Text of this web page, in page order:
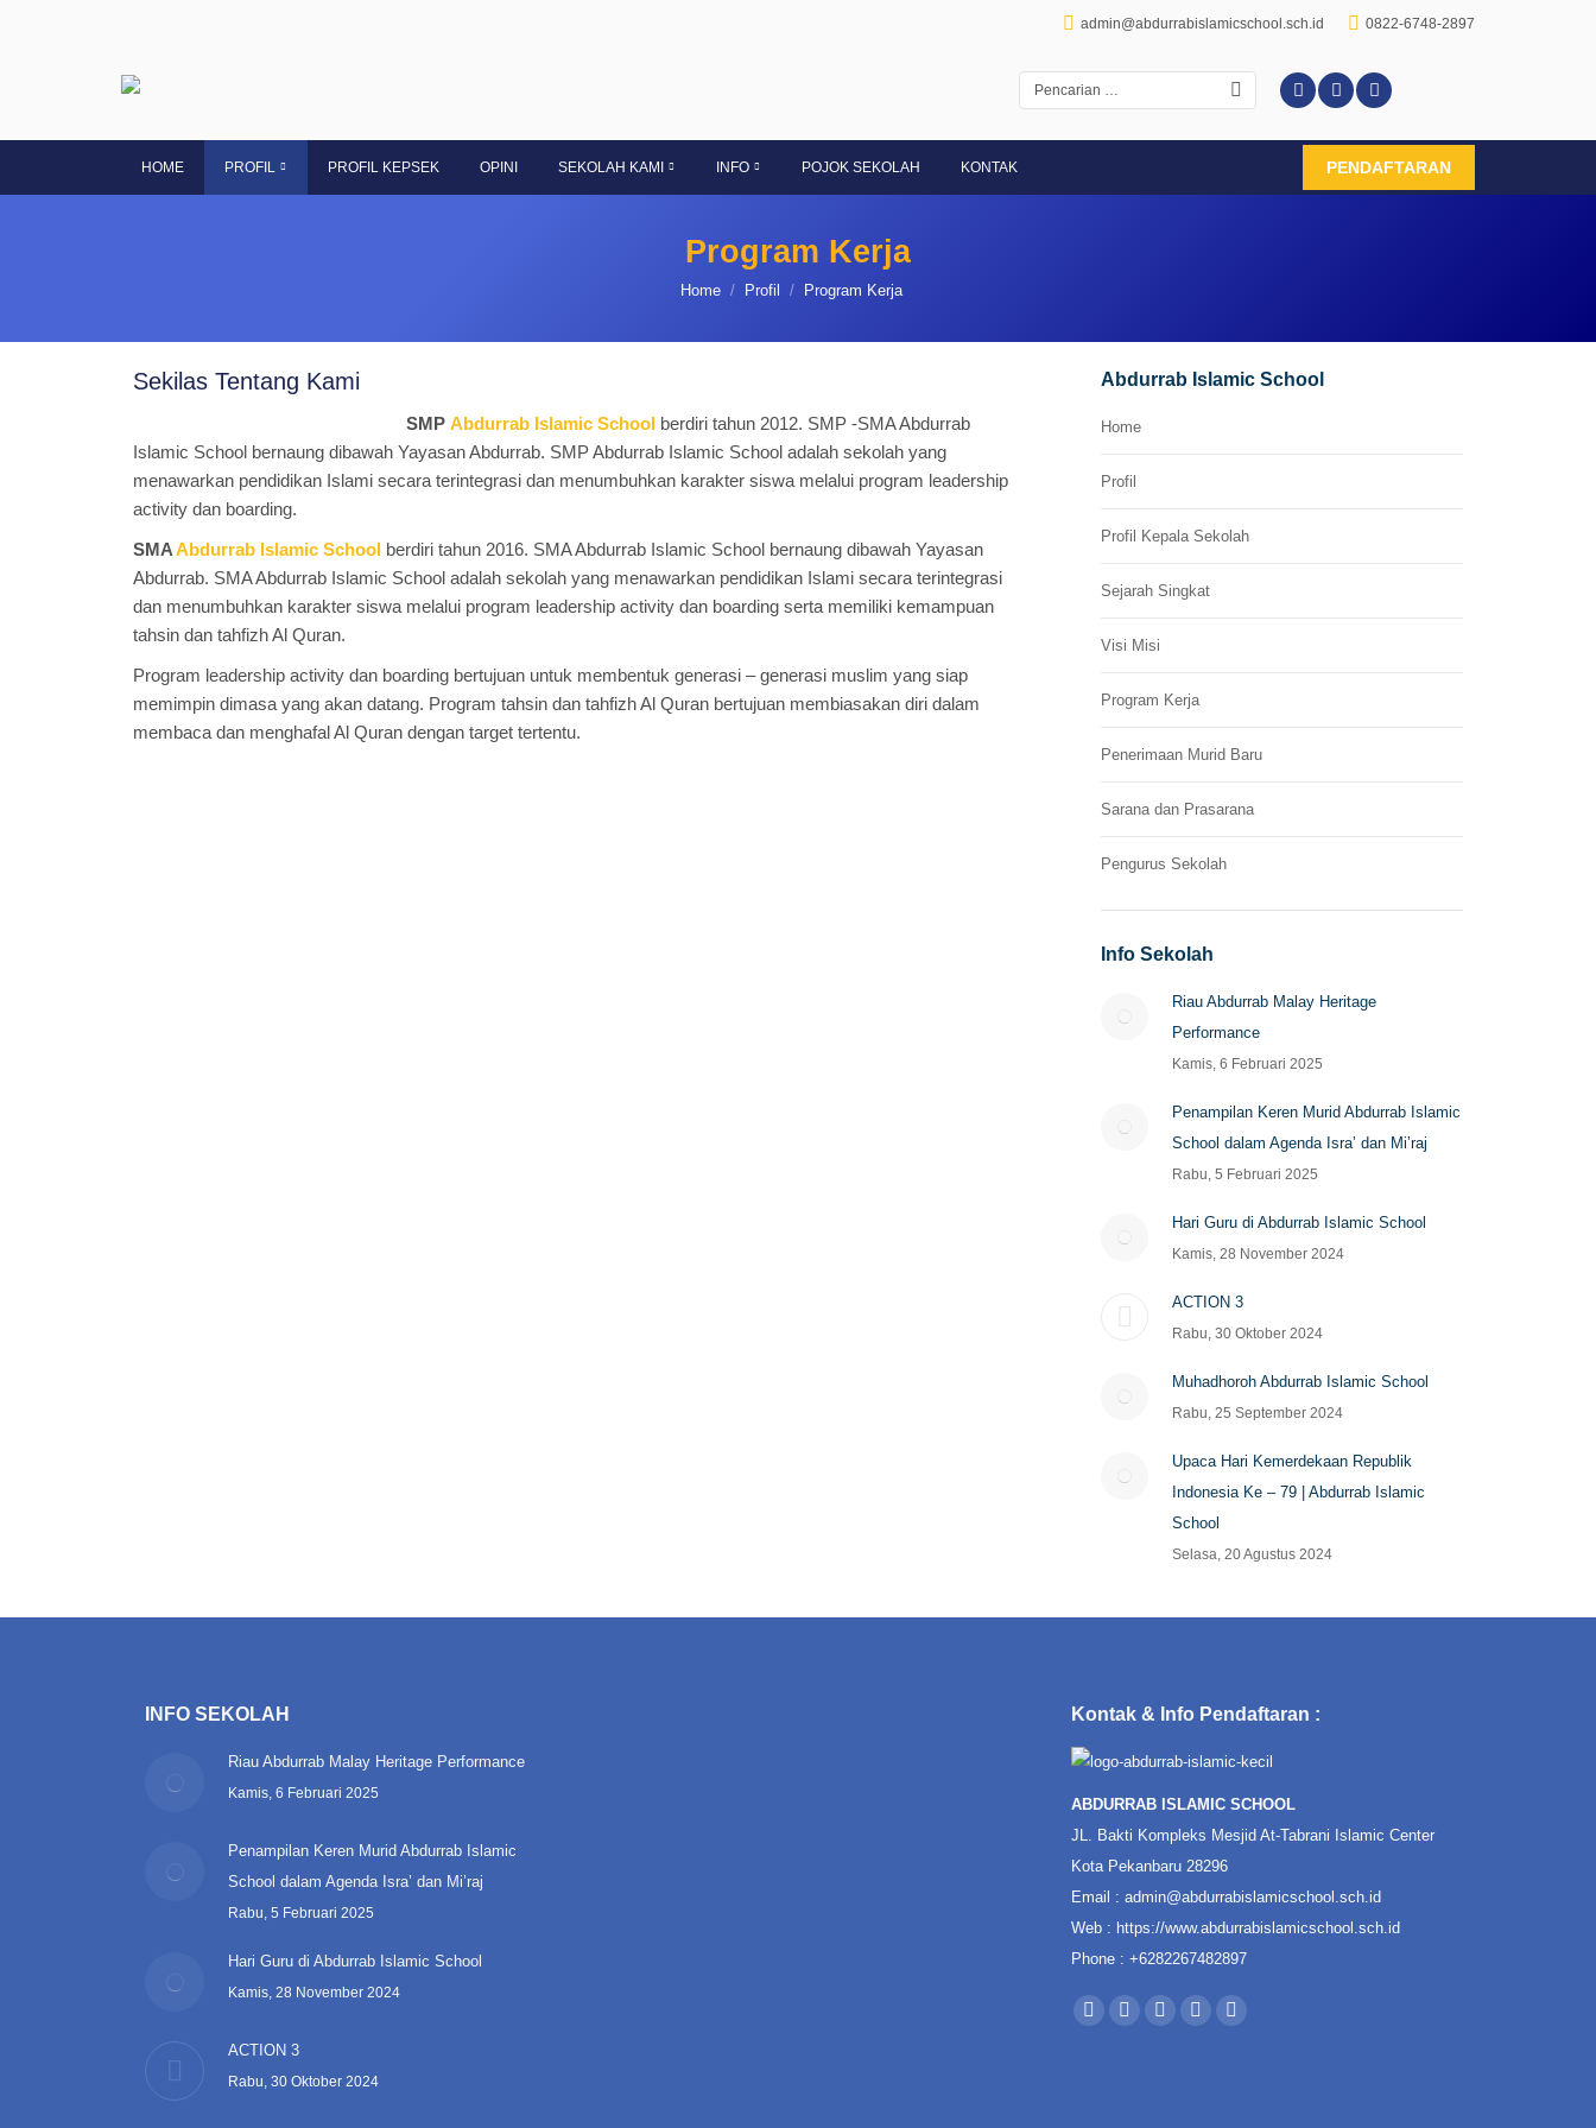
admin@abdurrabislamicschool.sch.id 0822-6748-2897
HOME PROFIL PROFIL KEPSEK OPINI SEKOLAH KAMI INFO POJOK SEKOLAH KONTAK PENDAFTARAN
Program Kerja
You are here:
Home Profil Program Kerja
Sekilas Tentang Kami
SMP Abdurrab Islamic School berdiri tahun 2012. SMP -SMA Abdurrab
Islamic School bernaung dibawah Yayasan Abdurrab. SMP Abdurrab Islamic School adalah sekolah yang
menawarkan pendidikan Islami secara terintegrasi dan menumbuhkan karakter siswa melalui program leadership
activity dan boarding.
SMAAbdurrab Islamic School berdiri tahun 2016. SMA Abdurrab Islamic School bernaung dibawah Yayasan
Abdurrab. SMA Abdurrab Islamic School adalah sekolah yang menawarkan pendidikan Islami secara terintegrasi
dan menumbuhkan karakter siswa melalui program leadership activity dan boarding serta memiliki kemampuan
tahsin dan tahfizh Al Quran.
Program leadership activity dan boarding bertujuan untuk membentuk generasi – generasi muslim yang siap
memimpin dimasa yang akan datang. Program tahsin dan tahfizh Al Quran bertujuan membiasakan diri dalam
membaca dan menghafal Al Quran dengan target tertentu.
Abdurrab Islamic School
Home
Profil
Profil Kepala Sekolah
Sejarah Singkat
Visi Misi
Program Kerja
Penerimaan Murid Baru
Sarana dan Prasarana
Pengurus Sekolah
Info Sekolah
Riau Abdurrab Malay Heritage
Performance
Kamis, 6 Februari 2025
Penampilan Keren Murid Abdurrab Islamic
School dalam Agenda Isra’ dan Mi’raj
Rabu, 5 Februari 2025
Hari Guru di Abdurrab Islamic School
Kamis, 28 November 2024
ACTION 3
Rabu, 30 Oktober 2024
Muhadhoroh Abdurrab Islamic School
Rabu, 25 September 2024
Upaca Hari Kemerdekaan Republik
Indonesia Ke – 79 | Abdurrab Islamic
School
Selasa, 20 Agustus 2024
INFO SEKOLAH
Riau Abdurrab Malay Heritage Performance
Kamis, 6 Februari 2025
Penampilan Keren Murid Abdurrab Islamic
School dalam Agenda Isra’ dan Mi’raj
Rabu, 5 Februari 2025
Hari Guru di Abdurrab Islamic School
Kamis, 28 November 2024
ACTION 3
Rabu, 30 Oktober 2024
Kontak & Info Pendaftaran :
ABDURRAB ISLAMIC SCHOOL
JL. Bakti Kompleks Mesjid At-Tabrani Islamic Center
Kota Pekanbaru 28296
Email : admin@abdurrabislamicschool.sch.id
Web : https://www.abdurrabislamicschool.sch.id
Phone : +6282267482897
Find us on:
FacebookYouTubeInstagram
Mail Website